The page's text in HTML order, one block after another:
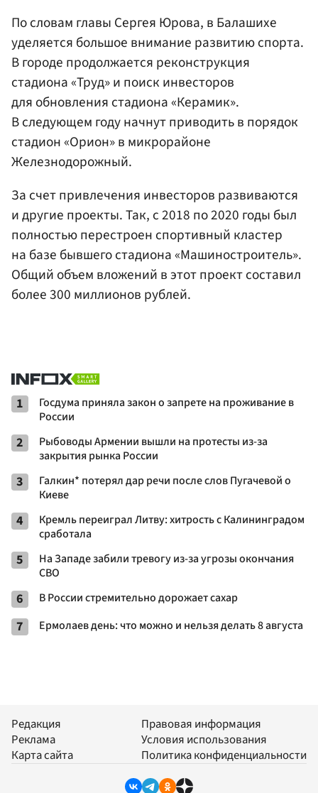
По словам главы Сергея Юрова, в Балашихе
уделяется большое внимание развитию спорта.
В городе продолжается реконструкция
стадиона «Труд» и поиск инвесторов
для обновления стадиона «Керамик».
В следующем году начнут приводить в порядок
стадион «Орион» в микрорайоне
Железнодорожный.
За счет привлечения инвесторов развиваются
и другие проекты. Так, с 2018 по 2020 годы был
полностью перестроен спортивный кластер
на базе бывшего стадиона «Машиностроитель».
Общий объем вложений в этот проект составил
более 300 миллионов рублей.
1
Госдума приняла закон о запрете на проживание в
России
2
Рыбоводы Армении вышли на протесты из-за
закрытия рынка России
3
Галкин* потерял дар речи после слов Пугачевой о
Киеве
4
Кремль переиграл Литву: хитрость с Калининградом
сработала
5
На Западе забили тревогу из-за угрозы окончания
СВО
6 В России стремительно дорожает сахар
7 Ермолаев день: что можно и нельзя делать 8 августа
Редакция
Реклама
Карта сайта
Правовая информация
Условия использования
Политика конфиденциальности